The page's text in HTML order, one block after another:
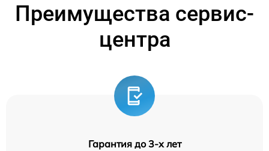
Преимущества сервис-
центра
Гарантия до 3-х лет